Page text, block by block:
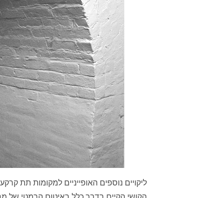
ליקויים נוספים האופייניים למקומות תת